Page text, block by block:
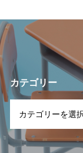
カテゴリー